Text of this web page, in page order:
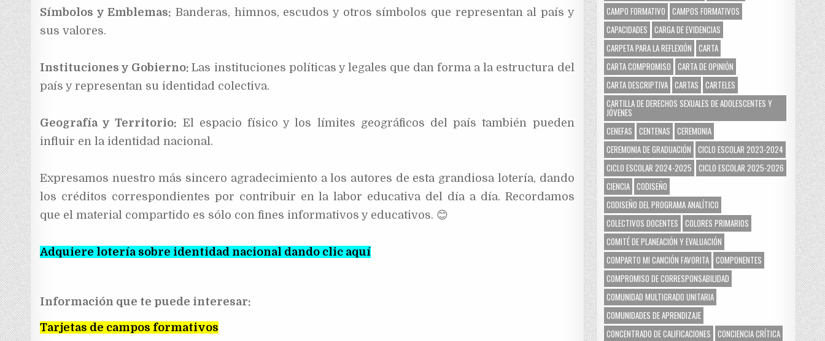
Símbolos y Emblemas: Banderas, himnos, escudos y otros símbolos que representan al país y
sus valores.
Instituciones y Gobierno:Las instituciones políticas y legales que dan forma a la estructura del
país y representan su identidad colectiva.
Geografía y Territorio: El espacio físico y los límites geográficos del país también pueden
influir en la identidad nacional.
Expresamos nuestro más sincero agradecimiento a los autores de esta grandiosa lotería, dando
los créditos correspondientes por contribuir en la labor educativa del día a día. Recordamos
que el material compartido es sólo con fines informativos y educativos. 😊
Adquiere lotería sobre identidad nacional dando clic aquí
Información que te puede interesar:
Tarjetas de campos formativos
CAMPO FORMATIVO CAMPOS FORMATIVOS
CAPACIDADES CARGA DE EVIDENCIAS
CARPETA PARA LA REFLEXIÓN CARTA
CARTA COMPROMISO CARTA DE OPINIÓN
CARTA DESCRIPTIVA CARTAS CARTELES
CARTILLA DE DERECHOS SEXUALES DE ADOLESCENTES Y
JÓVENES
CENEFAS CENTENAS CEREMONIA
CEREMONIA DE GRADUACIÓN CICLO ESCOLAR 2023-2024
CICLO ESCOLAR 2024-2025 CICLO ESCOLAR 2025-2026
CIENCIA CODISEÑO
CODISEÑO DEL PROGRAMA ANALÍTICO
COLECTIVOS DOCENTES COLORES PRIMARIOS
COMITÉ DE PLANEACIÓN Y EVALUACIÓN
COMPARTO MI CANCIÓN FAVORITA COMPONENTES
COMPROMISO DE CORRESPONSABILIDAD
COMUNIDAD MULTIGRADO UNITARIA
COMUNIDADES DE APRENDIZAJE
CONCENTRADO DE CALIFICACIONES CONCIENCIA CRÍTICA